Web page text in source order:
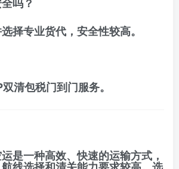
择专业货代，安全性较高。
清包税门到门服务。
是一种高效、快速的运输方式，